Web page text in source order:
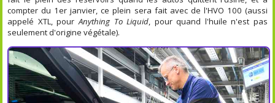
compter du 1er janvier, ce plein sera fait avec de l'HVO 100 (aussi
appelé XTL, pourAnything To Liquid, pour quand l'huile n'est pas
seulement d'origine végétale).